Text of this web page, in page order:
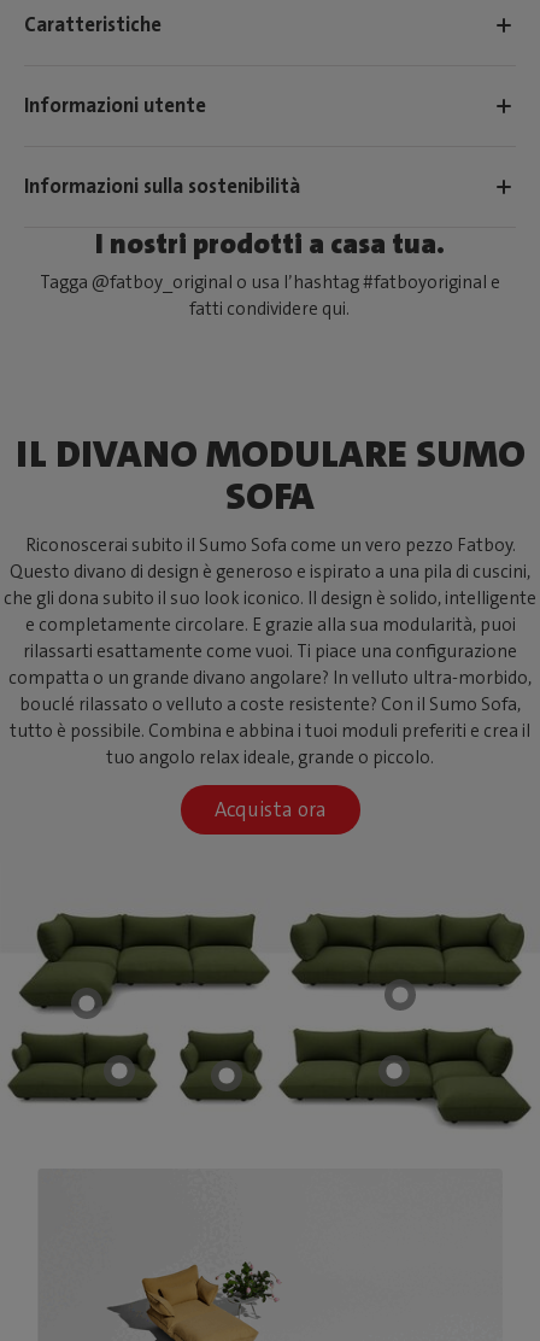
Caratteristiche
Informazioni utente
Informazioni sulla sostenibilità
I nostri prodotti a casa tua.
Tagga @fatboy_original o usa l’hashtag #fatboyoriginal e
fatti condividere qui.
IL DIVANO MODULARE SUMO
SOFA
Riconoscerai subito il Sumo Sofa come un vero pezzo Fatboy.
Questo divano di design è generoso e ispirato a una pila di cuscini,
che gli dona subito il suo look iconico. Il design è solido, intelligente
e completamente circolare. E grazie alla sua modularità, puoi
rilassarti esattamente come vuoi. Ti piace una configurazione
compatta o un grande divano angolare? In velluto ultra-morbido,
bouclé rilassato o velluto a coste resistente? Con il Sumo Sofa,
tutto è possibile. Combina e abbina i tuoi moduli preferiti e crea il
tuo angolo relax ideale, grande o piccolo.
Acquista ora